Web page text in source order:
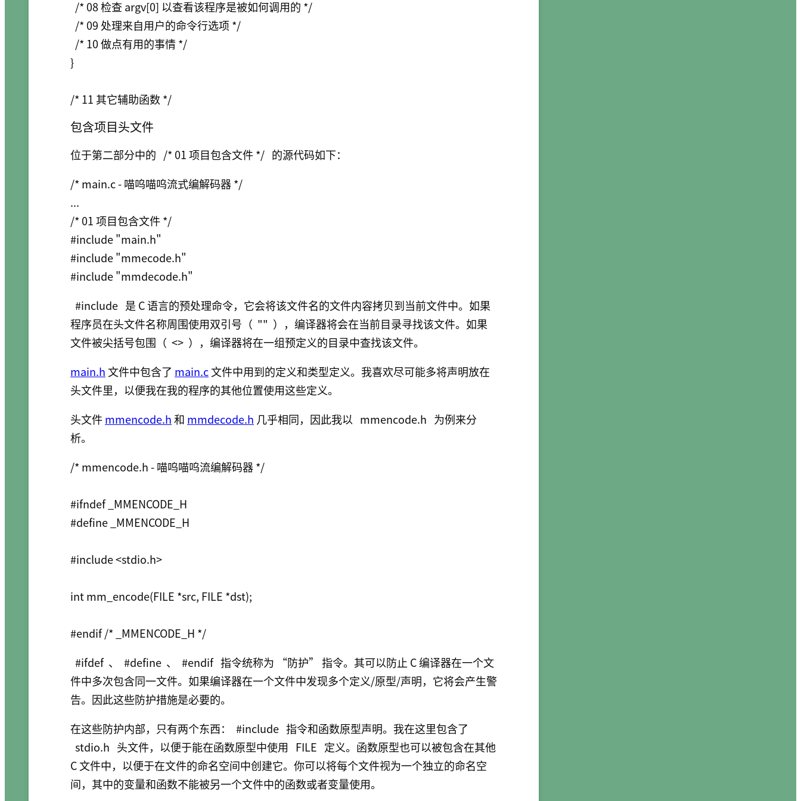
  /* 08 检查 argv[0] 以查看该程序是被如何调用的 */
  /* 09 处理来自用户的命令行选项 */
  /* 10 做点有用的事情 */
}
/* 11 其它辅助函数 */
包含项目头文件
位于第二部分中的 /* 01 项目包含文件 */ 的源代码如下：
/* main.c - 喵呜喵呜流式编解码器 */
...
/* 01 项目包含文件 */
#include "main.h"
#include "mmecode.h"
#include "mmdecode.h"
#include 是 C 语言的预处理命令，它会将该文件名的文件内容拷贝到当前文件中。如果
程序员在头文件名称周围使用双引号（ "" ），编译器将会在当前目录寻找该文件。如果
文件被尖括号包围（ <> ），编译器将在一组预定义的目录中查找该文件。
main.h文件中包含了 main.c文件中用到的定义和类型定义。我喜欢尽可能多将声明放在
头文件里，以便我在我的程序的其他位置使用这些定义。
头文件mmencode.h和 mmdecode.h 几乎相同，因此我以 mmencode.h 为例来分
析。
/* mmencode.h - 喵呜喵呜流编解码器 */
#ifndef _MMENCODE_H
#define _MMENCODE_H
#include <stdio.h>
int mm_encode(FILE *src, FILE *dst);
#endif /* _MMENCODE_H */
#ifdef 、 #define 、 #endif 指令统称为 “防护” 指令。其可以防止 C 编译器在一个文
件中多次包含同一文件。如果编译器在一个文件中发现多个定义/原型/声明，它将会产生警
告。因此这些防护措施是必要的。
在这些防护内部，只有两个东西：
#include 指令和函数原型声明。我在这里包含了
stdio.h 头文件，以便于能在函数原型中使用 FILE 定义。函数原型也可以被包含在其他
C 文件中，以便于在文件的命名空间中创建它。你可以将每个文件视为一个独立的命名空
间，其中的变量和函数不能被另一个文件中的函数或者变量使用。